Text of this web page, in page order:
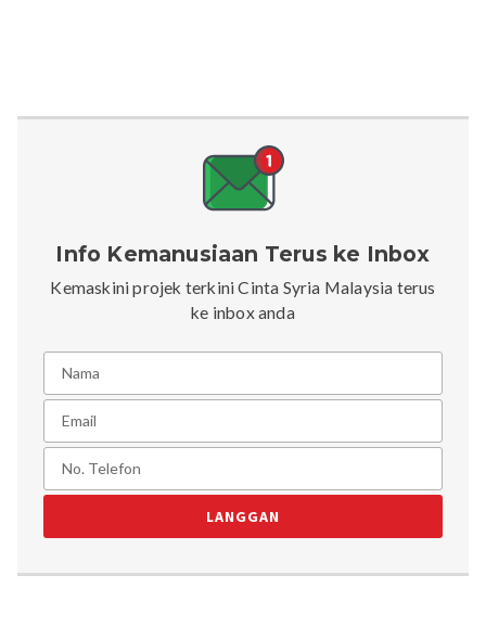
Info Kemanusiaan Terus ke Inbox
Kemaskini projek terkini Cinta Syria Malaysia terus
ke inbox anda
LANGGAN